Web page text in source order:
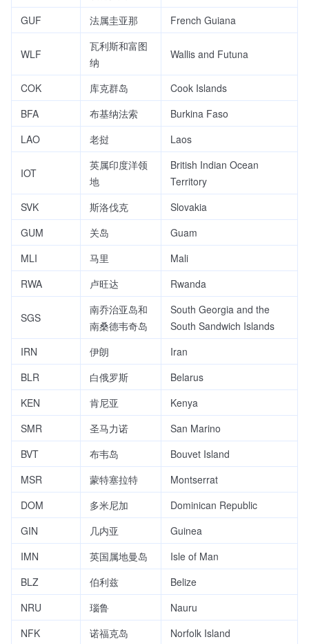
GUF
法属圭亚那 French Guiana
WLF
瓦利斯和富图
纳
Wallis and Futuna
COK 库克群岛
Cook Islands
BFA
布基纳法索
Burkina Faso
LAO
老挝 Laos
IOT
英属印度洋领
地
British Indian Ocean
Territory
SVK
斯洛伐克
Slovakia
GUM
关岛
Guam
MLI
马里
Mali
RWA
卢旺达 Rwanda
SGS
南乔治亚岛和
南桑德韦奇岛
South Georgia and the
South Sandwich Islands
IRN
伊朗
Iran
BLR
白俄罗斯
Belarus
KEN
肯尼亚
Kenya
SMR
圣马力诺
San Marino
BVT
布韦岛
Bouvet Island
MSR
蒙特塞拉特
Montserrat
DOM
多米尼加
Dominican Republic
GIN
几内亚
Guinea
IMN
英国属地曼岛
Isle of Man
BLZ
伯利兹
Belize
NRU
瑙鲁
Nauru
NFK
诺福克岛
Norfolk Island